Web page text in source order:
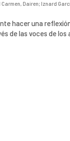
Carmen, Dairen; Iznard
hacer una
de las voces de